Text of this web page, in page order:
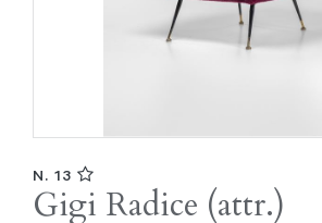
N. 13
Gigi Radice (attr.)